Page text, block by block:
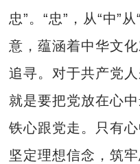
忠”。“忠”，从“中”
意，蕴涵着中华文
追寻。对于共产党
就是要把党放在心
铁心跟党走。只有
坚定理想信念，筑